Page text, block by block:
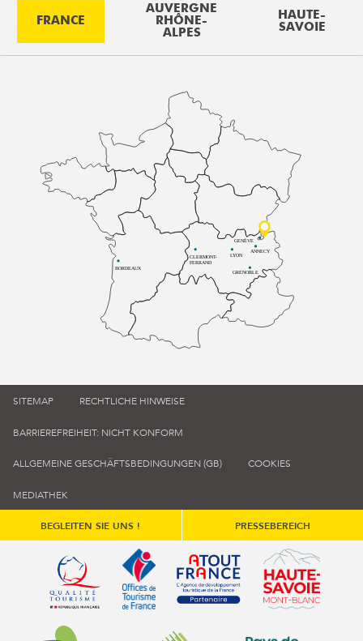
FRANCE
AUVERGNE
RHÔNE-
ALPES
HAUTE-
SAVOIE
BORDEAUX
CLERMONT-
FERRAND
LYON
ANNECY
GRENOBLE
GENÈVE
SITEMAP RECHTLICHE HINWEISE
BARRIEREFREIHEIT: NICHT KONFORM
ALLGEMEINE GESCHÄFTSBEDINGUNGEN (GB) COOKIES
MEDIATHEK
BEGLEITEN SIE UNS ! PRESSEBEREICH
Qualité tourisme (s'ouvre dans une nouvelle fenêtre)
Office de tourisme de France (s'ouvre
Atout France (s'ouvre dans